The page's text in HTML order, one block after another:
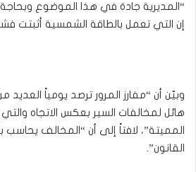
“المديرية جادة في هذا الموضوع وبحاجة
إن التي تعمل بالطاقة الشمسية أثبتت
وبيّن أن “مفارز المرور ترصد يومياً
هائل لمخالفات السير بعكس الاتجاه
المميتة”، لافتاً إلى أن “المخالف
القانون”.